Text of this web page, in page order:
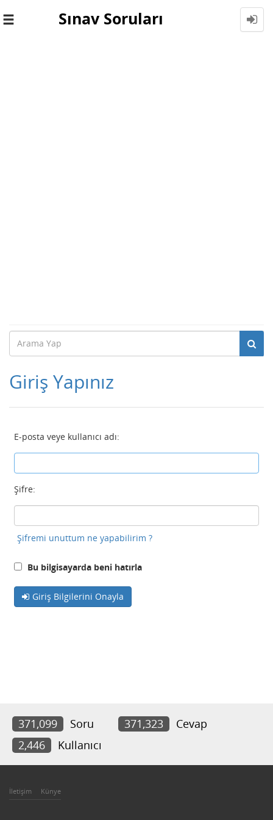
Toggle
Sınav Soruları
Giriş Yapınız
E-posta veye kullanıcı adı:
Şifre:
Şifremi unuttum ne yapabilirim ?
Bu bilgisayarda beni hatırla
Giriş Bilgilerini Onayla
371,099 Soru 371,323
Cevap
2,446
Kullanıcı
İletişim Künye